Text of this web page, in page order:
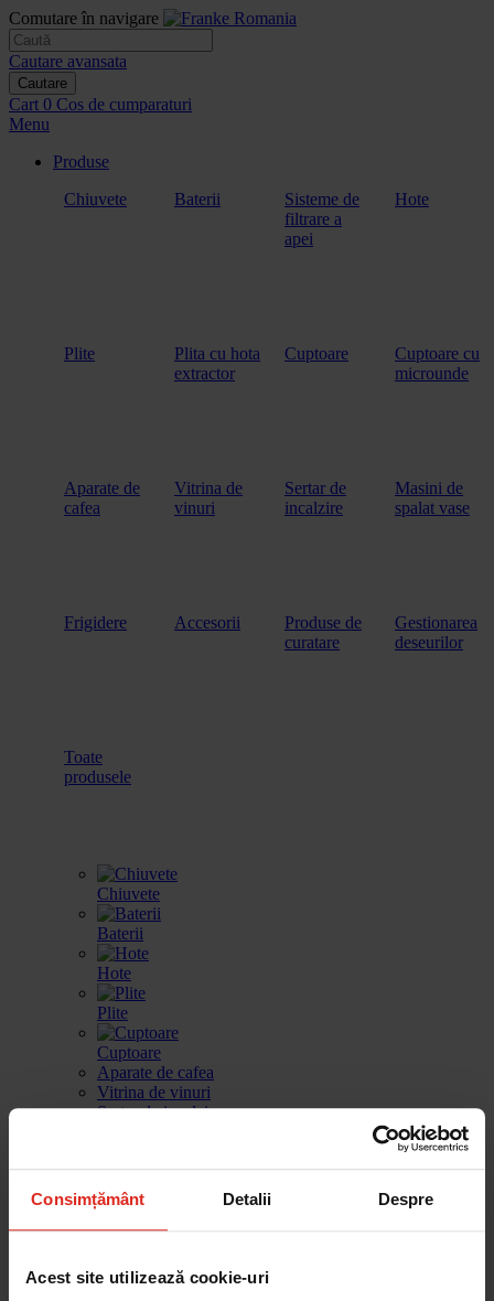
Consimțământ Detalii Despre
Acest site utilizează cookie-uri
Comutare în navigare
Cautare avansata
Cautare
Cart 0 Cos de cumparaturi
Menu
Produse
Chiuvete
Baterii
Sisteme de
filtrare a
apei
Hote
Plite
Plita cu hota
extractor
Cuptoare
Cuptoare cu
microunde
Aparate de
cafea
Vitrina de
vinuri
Sertar de
incalzire
Masini de
spalat vase
Frigidere Accesorii
Produse de
curatare
Gestionarea
deseurilor
Toate
produsele
Chiuvete
Baterii
Hote
Plite
Cuptoare
Aparate de cafea
Vitrina de vinuri
Sertar de incalzire
Frigidere
Gestionarea deseurilor
Produse de curatare
Accesorii